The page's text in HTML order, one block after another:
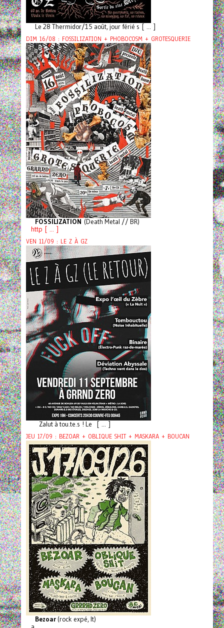
Le 28 Thermidor/15 août, jour férié s [ ... ]
DIM 16/08 : FOSSILIZATION + PHOBOCOSM + GROTESQUERIE
FOSSILIZATION (Death Metal // BR)
http [ ... ]
VEN 11/09 : LE Z À GZ
Zalut à tou.te.s ! Le [ ... ]
JEU 17/09 : BEZOAR + OBLIQUE SHIT + MASKARA + BOUCAN
Bezoar(rock expé, It)